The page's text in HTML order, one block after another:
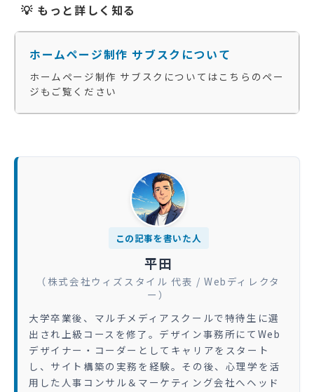
💡 もっと詳しく知る
ホームページ制作 サブスクについて
ホームページ制作 サブスクについてはこちらのペー
ジもご覧ください
この記事を書いた人
平田
（株式会社ウィズスタイル 代表 / Webディレクタ
ー）
大学卒業後、マルチメディアスクールで特待生に選
出され上級コースを修了。デザイン事務所にてWeb
デザイナー・コーダーとしてキャリアをスタート
し、サイト構築の実務を経験。その後、心理学を活
用した人事コンサル＆マーケティング会社へヘッド